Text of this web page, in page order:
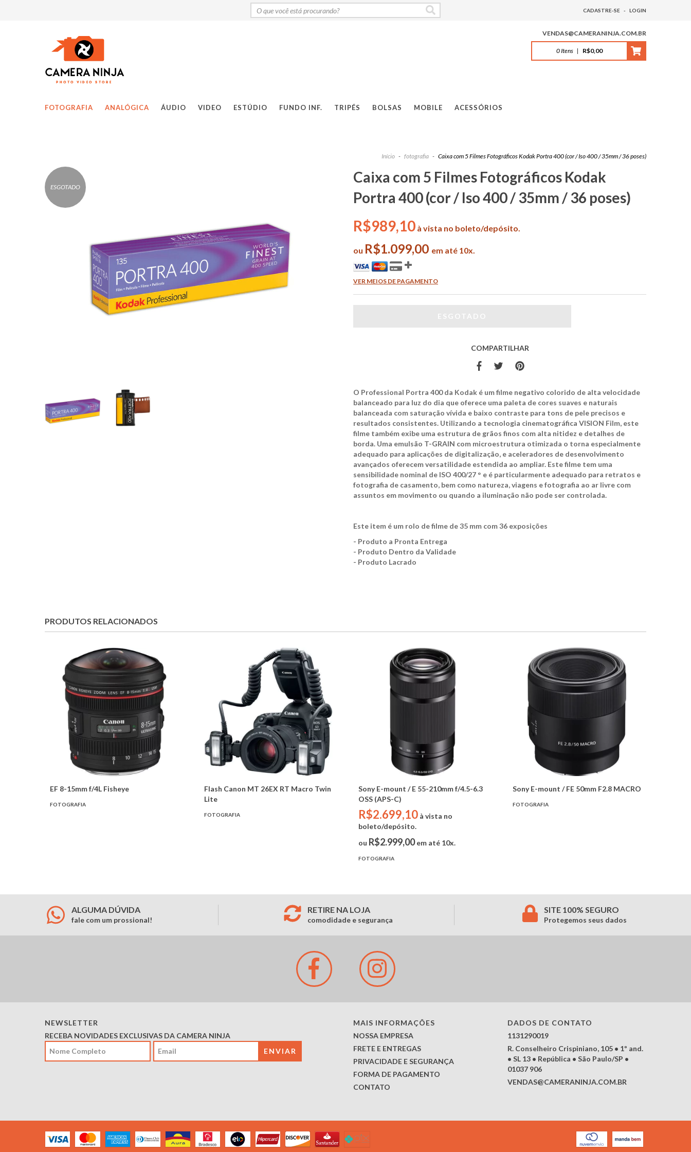
CADASTRE-SE - LOGIN
VENDAS@CAMERANINJA.COM.BR
0Itens | R$0,00
FOTOGRAFIA ANALÓGICA ÁUDIO VIDEO ESTÚDIO FUNDO INF. TRIPÉS BOLSAS MOBILE ACESSÓRIOS
Início - fotografia - Caixa com 5 Filmes Fotográficos Kodak Portra 400 (cor / Iso 400 / 35mm / 36 poses)
ESGOTADO
Caixa com 5 Filmes Fotográficos Kodak
Portra 400 (cor / Iso 400 / 35mm / 36 poses)
R$989,10 à vista no boleto/depósito.
ou R$1.099,00 em até 10x.
VER MEIOS DE PAGAMENTO
COMPARTILHAR
O Professional Portra 400 da Kodak é um filme negativo colorido de alta velocidade
balanceado para luz do dia que oferece uma paleta de cores suaves e naturais
balanceada com saturação vívida e baixo contraste para tons de pele precisos e
resultados consistentes. Utilizando a tecnologia cinematográfica VISION Film, este
filme também exibe uma estrutura de grãos finos com alta nitidez e detalhes de
borda. Uma emulsão T-GRAIN com microestrutura otimizada o torna especialmente
adequado para aplicações de digitalização, e aceleradores de desenvolvimento
avançados oferecem versatilidade estendida ao ampliar. Este filme tem uma
sensibilidade nominal de ISO 400/27 ° e é particularmente adequado para retratos e
fotografia de casamento, bem como natureza, viagens e fotografia ao ar livre com
assuntos em movimento ou quando a iluminação não pode ser controlada.
Este item é um rolo de filme de 35 mm com 36 exposições
- Produto a Pronta Entrega
- Produto Dentro da Validade
- Produto Lacrado
PRODUTOS RELACIONADOS
EF 8-15mm f/4L Fisheye
FOTOGRAFIA
Flash Canon MT 26EX RT Macro Twin
Lite
FOTOGRAFIA
Sony E-mount / E 55-210mm f/4.5-6.3
OSS (APS-C)
R$2.699,10 à vista no
boleto/depósito.
ou R$2.999,00em até 10x.
FOTOGRAFIA
Sony E-mount / FE 50mm F2.8 MACRO
FOTOGRAFIA
ALGUMA DÚVIDA
fale com um prossional!
RETIRE NA LOJA
comodidade e segurança
SITE 100% SEGURO
Protegemos seus dados
NEWSLETTER
RECEBA NOVIDADES EXCLUSIVAS DA CAMERA NINJA
MAIS INFORMAÇÕES
NOSSA EMPRESA
FRETE E ENTREGAS
PRIVACIDADE E SEGURANÇA
FORMA DE PAGAMENTO
CONTATO
DADOS DE CONTATO
1131290019
R. Conselheiro Crispiniano, 105 • 1º and.
• SL 13 • República • São Paulo/SP •
01037 906
VENDAS@CAMERANINJA.COM.BR